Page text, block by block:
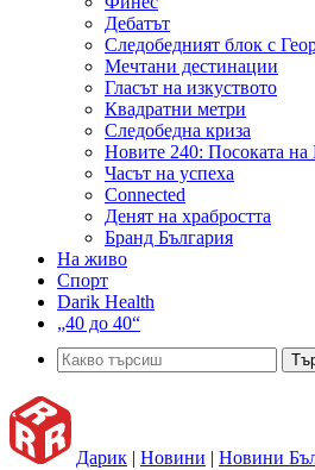
Дебатът
Следобедният блок с
Мечтани дестинации
Гласът на изкуството
Квадратни метри
Следобедна криза
Новите 240: Посоката на
Часът на успеха
Connected
Денят на храбростта
Бранд България
На живо
Спорт
Darik Health
„40 до 40“
Дарик | Новини | Новини